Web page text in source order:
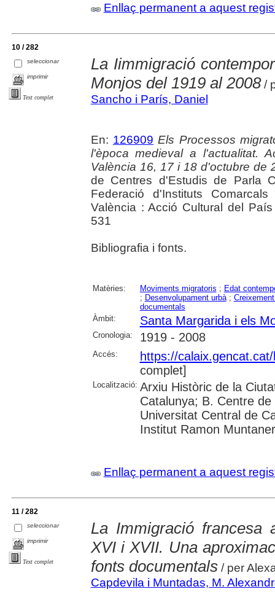
Enllaç permanent a aquest
10 / 282
seleccionar
imprimir
Text complet
La Iimmigració
Monjos del 1919 al 2008/
Sancho i París, Daniel
En: 126909 Els Processos
l'època medieval a l'actualitat.
València 16, 17 i 18 d'octubre de
de Centres d'Estudis de Parla
Federació d'Instituts
València : Acció Cultural del
531
Bibliografia i fonts.
Matèries: Moviments migratoris ; Edat
; Desenvolupament urbà;
documentals
Àmbit:
Santa Margarida i els
Cronologia: 1919 - 2008
Accés:
https://
complet]
Localització: Arxiu Històric de la
Catalunya; B. Centre
Universitat Central de
Institut Ramon Muntaner
Enllaç permanent a aquest
11 / 282
seleccionar
imprimir
Text complet
La Immigració francesa
XVI i XVII. Una
fonts documentals/ per
Capdevila i Muntadas, M.